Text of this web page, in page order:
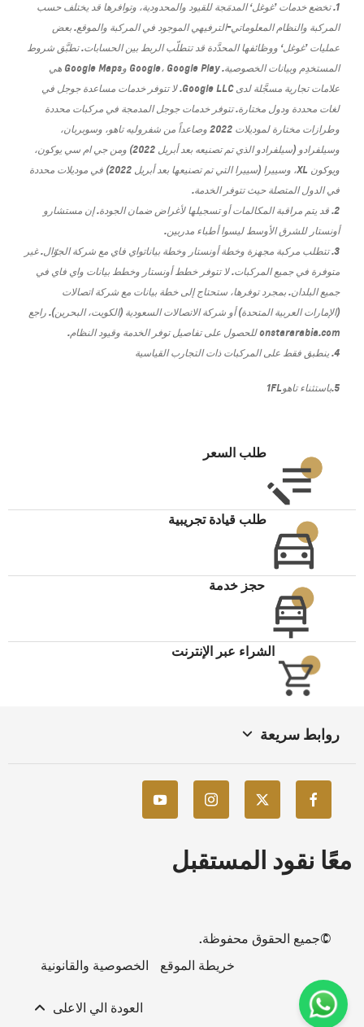
1. تخضع خدمات ’غوغل‘ المدمَجة للقيود والمحدودية، وتوافرها قد يختلف حسب
المركبة والنظام المعلوماتي-الترفيهي الموجود في المركبة والموقع. بعض
عمليات ’غوغل‘ ووظائفها المحدَّدة قد تتطلّب الربط بين الحسابات. تطبَّق شروط
المستخدِم وبيانات الخصوصية. Google، Google Play وGoogle Maps هي
علامات تجارية مسجَّلة لدى Google LLC. لا تتوفر خدمات مساعدة جوجل في
لغات محددة ودول مختارة. تتوفر خدمات جوجل المدمجة في مركبات محددة
وطرازات مختارة لموديلات 2022 وصاعداً من شفروليه تاهو، وسوبربان،
وسيلفرادو (سيلفرادو الذي تم تصنيعه بعد أبريل 2022) ومن جي ام سي يوكون،
ويوكون XL، وسييرا (سييرا التي تم تصنيعها بعد أبريل 2022) في موديلات محددة
في الدول المتصلة حيث تتوفر الخدمة.
2. قد يتم مراقبة المكالمات أو تسجيلها لأغراض ضمان الجودة. إن مستشارو
أونستار للشرق الأوسط ليسوا أطباء مدربين.
3. تتطلب مركبة مجهزة وخطة أونستار وخطة بياناتواي فاي مع شركة الجوّال. غير
متوفرة في جميع المركبات. لا تتوفر خطط أونستار وخطط بيانات واي فاي في
جميع البلدان. بمجرد توفرها، ستحتاج إلى خطة بيانات مع شركة اتصالات
(الإمارات العربية المتحدة) أو شركة الاتصالات السعودية (الكويت، البحرين). راجع
onstararabia.com للحصول على تفاصيل توفر الخدمة وقيود النظام.
4. ينطبق فقط على المركبات ذات التجارب القياسية
5. باستثناءتاهو1FL
طلب السعر
طلب قيادة تجريبية
حجز خدمة
الشراء عبر الإنترنت
روابط سريعة
معًا نقود المستقبل
©جميع الحقوق محفوظة.
خريطة الموقع
الخصوصية والقانونية
العودة الي الاعلى